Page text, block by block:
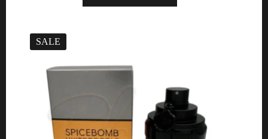
SALE